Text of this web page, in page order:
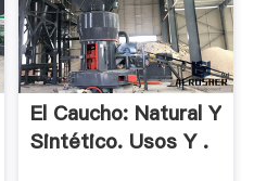
El Caucho: Natural Y
Sintético. Usos Y .